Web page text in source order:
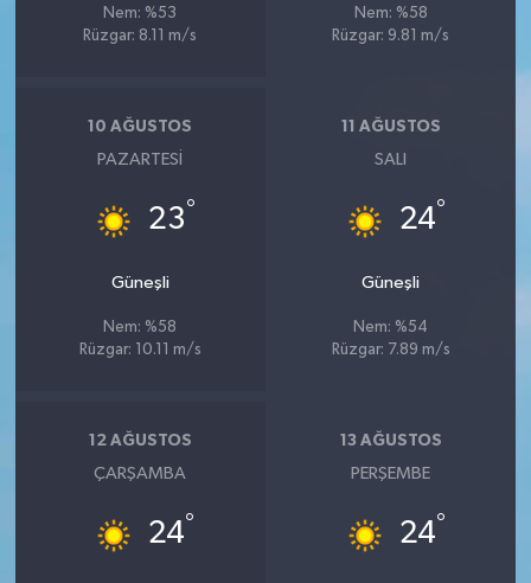
Nem: %53
Rüzgar: 8.11 m/s
Nem: %58
Rüzgar: 9.81 m/s
10 AĞUSTOS
PAZARTESI
23°
Güneşli
Nem: %58
Rüzgar: 10.11 m/s
11 AĞUSTOS
SALI
24°
Güneşli
Nem: %54
Rüzgar: 7.89 m/s
12 AĞUSTOS
ÇARŞAMBA
24°
13 AĞUSTOS
PERŞEMBE
24°